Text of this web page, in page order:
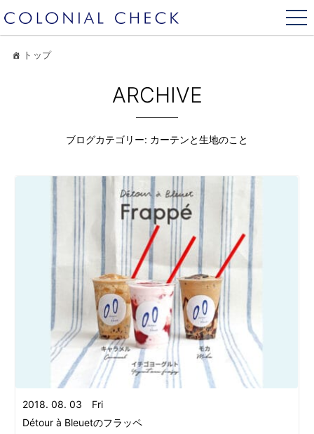
トップ
ARCHIVE
ブログカテゴリー: カーテンと生地のこと
2018. 08. 03 Fri
Détour à Bleuetのフラッペ